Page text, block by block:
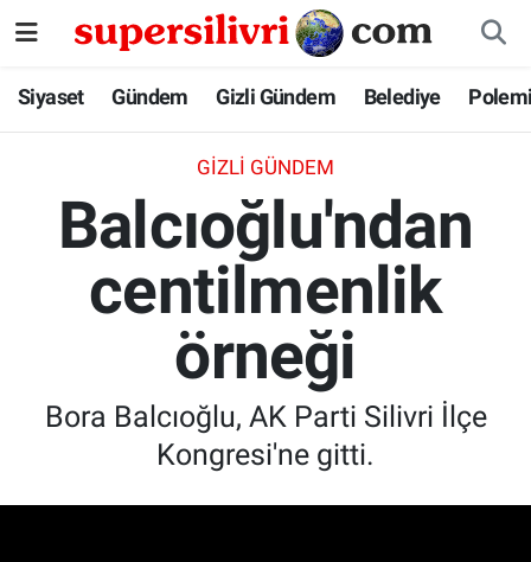
Siyaset Gündem Gizli Gündem Belediye
GIZLI GÜNDEM
Balcıoğlu'ndan
centilmenlik
örneği
Bora Balcıoğlu, AK Parti Silivri İlçe
Kongresi'ne gitti.
Siyaset
Gizli Gündem
Belediye
İstanbul Nöbetçi Eczaneler
İstanbul Hava Durumu
İstanbul Namaz Vakitleri
İstanbul Trafik Yoğunluk Haritası
Süper Lig Puan Durumu ve Fikstür
Son Dakika Haberleri